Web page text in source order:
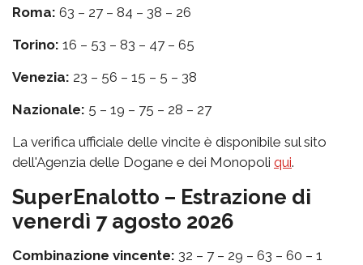
Roma: 63 – 27 – 84 – 38 – 26
Torino: 16 – 53 – 83 – 47 – 65
Venezia: 23 – 56 – 15 – 5 – 38
Nazionale: 5 – 19 – 75 – 28 – 27
La verifica ufficiale delle vincite è disponibile sul sito
dell'Agenzia delle Dogane e dei Monopoli qui.
SuperEnalotto – Estrazione di
venerdì 7 agosto 2026
Combinazione vincente: 32 – 7 – 29 – 63 – 60 – 1